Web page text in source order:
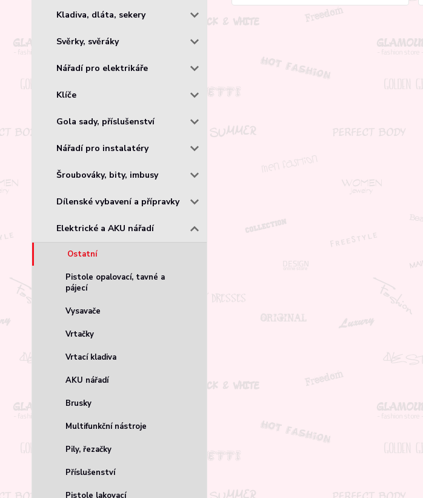
Kladiva, dláta, sekery
Svěrky, svěráky
Nářadí pro elektrikáře
Klíče
Gola sady, příslušenství
Nářadí pro instalatéry
Šroubováky, bity, imbusy
Dílenské vybavení a přípravky
Elektrické a AKU nářadí
Ostatní
Pistole opalovací, tavné a
pájecí
Vysavače
Vrtačky
Vrtací kladiva
AKU nářadí
Brusky
Multifunkční nástroje
Pily, řezačky
Příslušenství
Pistole lakovací